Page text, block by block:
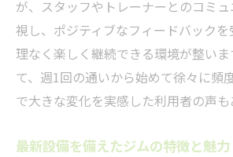
が、スタッフやトレーナーとのコミ
視し、ポジティブなフィードバック
理なく楽しく継続できる環境が整い
て、週1回の通いから始めて徐々に頻
で大きな変化を実感した利用者の声も
最新設備を備えたジムの特徴と魅力